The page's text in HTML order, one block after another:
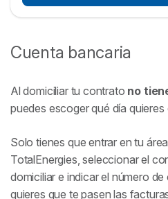
Cuenta bancaria
Al domiciliar tu contrato no
puedes escoger qué día
Solo tienes que entrar en tu
TotalEnergies, seleccionar el
domiciliar e indicar el número
quieres que te pasen las